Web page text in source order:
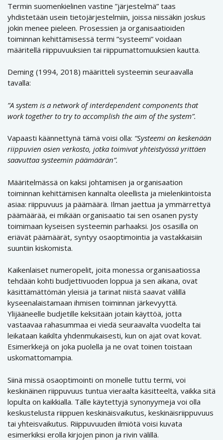
Termin suomenkielinen vastine ”järjestelmä” taas
yhdistetään usein tietojärjestelmiin, joissa niissäkin joskus
jokin menee pieleen. Prosessien ja organisaatioiden
toiminnan kehittämisessä termi ”systeemi” voidaan
määritellä riippuvuuksien tai riippumattomuuksien kautta.
Deming (1994, 2018) määritteli systeemin seuraavalla
tavalla:
”A system is a network of interdependent components that
work together to try to accomplish the aim of the system”.
Vapaasti käännettynä tämä voisi olla: “Systeemi on keskenään
riippuvien osien verkosto, jotka toimivat yhteistyössä yrittäen
saavuttaa systeemin päämäärän”.
Määritelmässä on kaksi johtamisen ja organisaation
toiminnan kehittämisen kannalta oleellista ja mielenkiintoista
asiaa: riippuvuus ja päämäärä. Ilman jaettua ja ymmärrettyä
päämäärää, ei mikään organisaatio tai sen osanen pysty
toimimaan kyseisen systeemin parhaaksi. Jos osasilla on
eriävät päämäärät, syntyy osaoptimointia ja vastakkaisiin
suuntiin kiskomista.
Kaikenlaiset numeropelit, joita monessa organisaatiossa
tehdään kohti budjettivuoden loppua ja sen aikana, ovat
käsittämättömän yleisiä ja tarinat niistä saavat välillä
kyseenalaistamaan ihmisen toiminnan järkevyyttä.
Ylijääneelle budjetille keksitään jotain käyttöä, jotta
vastaavaa rahasummaa ei viedä seuraavalta vuodelta tai
leikataan kaikilta yhdenmukaisesti, kun on ajat ovat kovat.
Esimerkkejä on joka puolella ja ne ovat toinen toistaan
uskomattomampia.
Siinä missä osaoptimointi on monelle tuttu termi, voi
keskinäinen riippuvuus tuntua vieraalta käsitteeltä, vaikka sitä
lopulta on kaikkialla. Tälle käytettyjä synonyymeja voi olla
keskustelusta riippuen keskinäisvaikutus, keskinäisriippuvuus
tai yhteisvaikutus. Riippuvuuden ilmiötä voisi kuvata
esimerkiksi erolla kirjojen pinon ja rivin välillä.